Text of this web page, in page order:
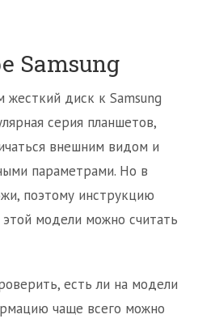
Samsung
диск к Samsung
серия планшетов,
внешним видом и
параметрами. Но в
поэтому инструкцию
модели можно считать
есть ли на модели
чаще всего можно